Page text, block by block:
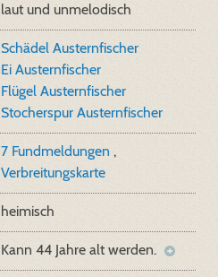
laut und unmelodisch
Schädel Austernfischer
Ei Austernfischer
Flügel Austernfischer
Stocherspur Austernfischer
7 Fundmeldungen ,
Verbreitungskarte
heimisch
Kann 44 Jahre alt werden.